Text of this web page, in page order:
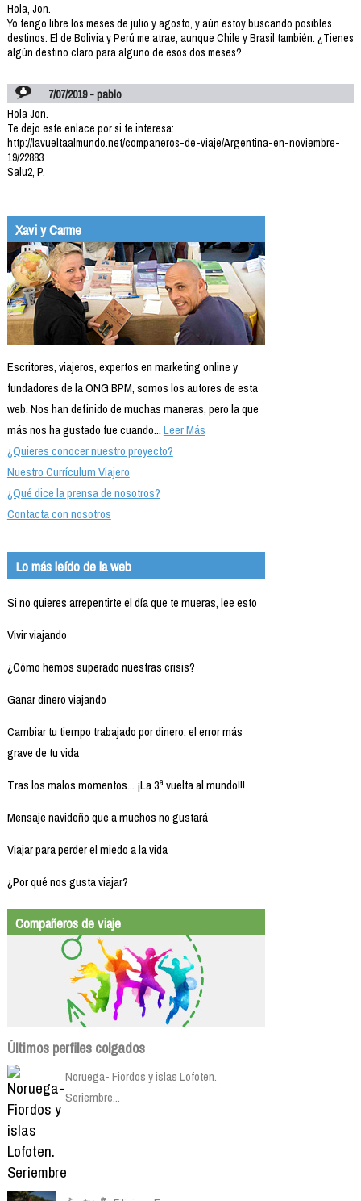
Hola, Jon.
Yo tengo libre los meses de julio y agosto, y aún estoy buscando posibles
destinos. El de Bolivia y Perú me atrae, aunque Chile y Brasil también. ¿Tienes
algún destino claro para alguno de esos dos meses?
7/07/2019 - pablo
Hola Jon.
Te dejo este enlace por si te interesa:
http://lavueltaalmundo.net/companeros-de-viaje/Argentina-en-noviembre-
19/22883
Salu2, P.
Xavi y Carme
Escritores, viajeros, expertos en marketing online y
fundadores de la ONG BPM, somos los autores de esta
web. Nos han definido de muchas maneras, pero la que
más nos ha gustado fue cuando...Leer Más
¿Quieres conocer nuestro proyecto?
Nuestro Currículum Viajero
¿Qué dice la prensa de nosotros?
Contacta con nosotros
Lo más leído de la web
Si no quieres arrepentirte el día que te mueras, lee esto
Vivir viajando
¿Cómo hemos superado nuestras crisis?
Ganar dinero viajando
Cambiar tu tiempo trabajado por dinero: el error más
grave de tu vida
Tras los malos momentos... ¡La 3ª vuelta al mundo!!!
Mensaje navideño que a muchos no gustará
Viajar para perder el miedo a la vida
¿Por qué nos gusta viajar?
Compañeros de viaje
Últimos perfiles colgados
Noruega- Fiordos y islas Lofoten.
Seriembre...